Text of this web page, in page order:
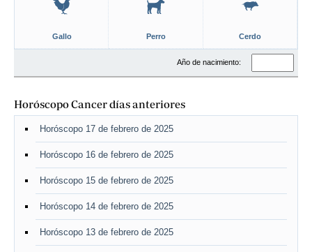
Gallo Perro Cerdo
Año de nacimiento:
Horóscopo Cancer días anteriores
Horóscopo 17 de febrero de 2025
Horóscopo 16 de febrero de 2025
Horóscopo 15 de febrero de 2025
Horóscopo 14 de febrero de 2025
Horóscopo 13 de febrero de 2025